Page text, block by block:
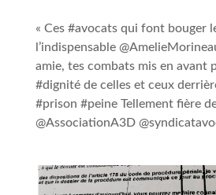
« Ces #avocats qui font bouger
l’indispensable
amie, tes combats mis en avant
#dignité de celles et ceux
#prison #peine Tellement fière
@AssociationA3D